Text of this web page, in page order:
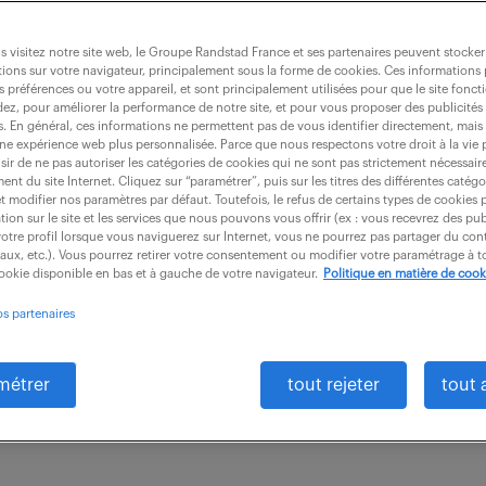
(f/h)
CDI 33 000 - 40 000 € / an
continu des équipes de Production
En tant que Technicien Qualité, vous
visitez notre site web, le Groupe Randstad France et ses partenaires peuvent
sur votre navigateur, principalement sous la forme de cookies. Ces informations
préférences ou votre appareil, et sont principalement utilisées pour que le site
pour améliorer la performance de notre site, et pour vous proposer des publicités
En général, ces informations ne permettent pas de vous identifier directement,
expérience web plus personnalisée. Parce que nous respectons votre droit à la vie
de ne pas autoriser les catégories de cookies qui ne sont pas strictement
du site Internet. Cliquez sur “paramétrer”, puis sur les titres des différentes
modifier nos paramètres par défaut. Toutefois, le refus de certains types de cookies
sur le site et les services que nous pouvons vous offrir (ex : vous recevrez des
profil lorsque vous naviguerez sur Internet, vous ne pourrez pas partager du
etc.). Vous pourrez retirer votre consentement ou modifier votre paramétrage à
disponible en bas et à gauche de votre navigateur.
Politique en matière de
partenaires
tout rejeter tout